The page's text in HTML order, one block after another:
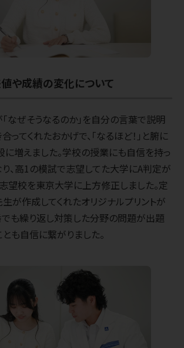
や成績の変化について
なぜそうなるのか」を自分の言葉で説明
ってくれたおかげで、「なるほど！」と腑に
増えました。学校の授業にも自信を持っ
、高1の模試で志望してた大学にA判定が
望校を東京大学に上方修正しました。定
が作成してくれたオリジナルプリントが
でも繰り返し対策した分野の問題が出題
も自信に繋がりました。